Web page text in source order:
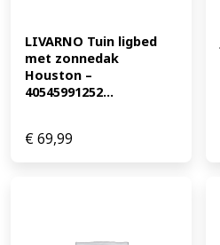
LIVARNO Tuin ligbed
met zonnedak
Houston –
40545991252...
€69,99